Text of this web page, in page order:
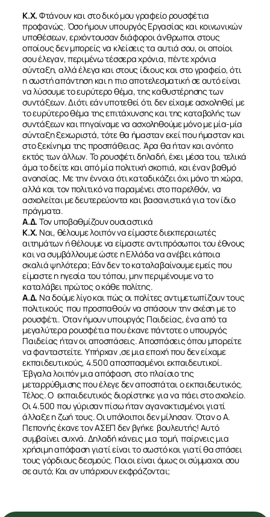
Κ.Χ. Φτάνουν και στο δικό μου γραφείο ρουσφέτια
προφανώς. Όσο ήμουν υπουργός Εργασίας και κοινωνικών
υποθέσεων, ερχόντουσαν διάφοροι άνθρωποι στους
οποίους δεν μπορείς να κλείσεις τα αυτιά σου, οι οποίοι
σου έλεγαν, περιμένω τέσσερα χρόνια, πέντε χρόνια
σύνταξη, αλλά έλεγα και στους ίδιους και στο γραφείο, ότι
η σωστή απάντηση και η πιο αποτελεσματική σε αυτό είναι
να λύσουμε το ευρύτερο θέμα, της καθυστέρησης των
συντάξεων. Διότι εάν υποτεθεί ότι δεν είχαμε ασχοληθεί με
το ευρύτερο θέμα της επιτάχυνσης και της καταβολής των
συντάξεων και πηγαίναμε να ασχοληθούμε μόνο με μία-μία
σύνταξη ξεχωριστά, τότε θα ήμασταν εκεί που ήμασταν και
στο ξεκίνημα της προσπάθειας. Άρα θα ήταν και ανόητο
εκτός των άλλων. Το ρουσφέτι δηλαδή, έχει μέσα του, τελικά
άμα το δείτε και από μία πολιτική σκοπιά, και έναν βαθμό
ανοησίας. Με την έννοια ότι καταδικάζει όχι μόνο τη χώρα,
αλλά και τον πολιτικό να παραμένει στο παρελθόν, να
ασχολείται με δευτερεύοντα και βασανιστικά για τον ίδιο
πράγματα.
Α.Δ. Τον υποβαθμίζουν ουσιαστικά
Κ.Χ. Ναι, θέλουμε λοιπόν να είμαστε διεκπεραιωτές
αιτημάτων ή θέλουμε να είμαστε αντιπρόσωποι του έθνους
και να συμβάλλουμε ώστε η Ελλάδα να ανέβει κάποια
σκαλιά ψηλότερα; Εάν δεν το καταλαβαίνουμε εμείς που
είμαστε η ηγεσία του τόπου, μην περιμένουμε να το
καταλάβει πρώτος ο κάθε πολίτης.
Α.Δ. Να δούμε λίγο και πώς οι πολίτες αντιμετωπίζουν τους
πολιτικούς που προσπαθούν να σπάσουν την σχέση με το
ρουσφέτι. Όταν ήμουν υπουργός Παιδείας, ένα από τα
μεγαλύτερα ρουσφέτια που έκανε πάντοτε ο υπουργός
Παιδείας ήταν οι αποσπάσεις. Αποσπάσεις όπου μπορείτε
να φανταστείτε. Υπήρχαν ,σε μια εποχή που δεν είχαμε
εκπαιδευτικούς, 4.500 αποσπασμένοι εκπαιδευτικοί.
Έβγαλα λοιπόν μια απόφαση, στο πλαίσιο της
μεταρρύθμισης που έλεγε δεν αποσπάται ο εκπαιδευτικός.
Τέλος. Ο εκπαιδευτικός διορίστηκε για να πάει στο σχολείο.
Οι 4.500 που γύρισαν πίσω ήταν αγανακτισμένοι γιατί
άλλαξε η ζωή τους. Οι υπόλοιποι δεν μίλησαν. Όταν ο Α.
Πεπονής έκανε τον ΑΣΕΠ δεν βγήκε βουλευτής! Αυτό
συμβαίνει συχνά. Δηλαδή κάνεις μια τομή, παίρνεις μια
χρήσιμη απόφαση γιατί είναι το σωστό και γιατί θα σπάσει
τους γόρδιους δεσμούς. Ποιοι είναι όμως οι σύμμαχοι σου
σε αυτό; Και αν υπάρχουν εκφράζονται;